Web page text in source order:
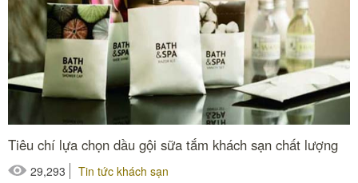
Tiêu chí lựa chọn dầu gội sữa tắm khách sạn chất lượng
29,293
Tin tức khách sạn